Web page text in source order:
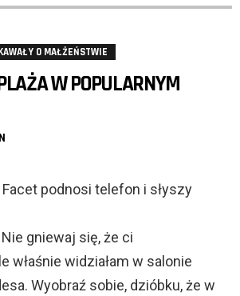
O MAŁŻEŃSTWIE
W POPULARNYM
podnosi telefon i słyszy
gniewaj się, że ci
właśnie widziałam w salonie
Wyobraź sobie, dzióbku, że w